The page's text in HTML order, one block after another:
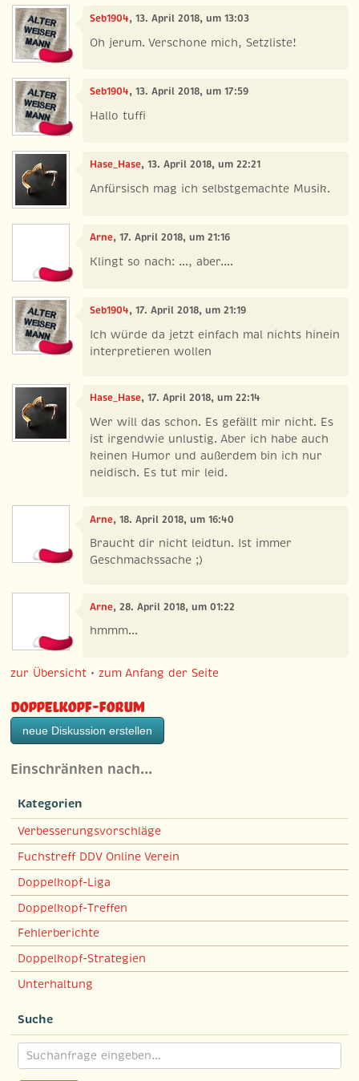
Seb1904, 13. April 2018, um 13:03
Oh jerum. Verschone mich, Setzliste!
Seb1904, 13. April 2018, um 17:59
Hallo tuffi
Hase_Hase, 13. April 2018, um 22:21
Anfürsisch mag ich selbstgemachte Musik.
Arne, 17. April 2018, um 21:16
Klingt so nach: ..., aber....
Seb1904, 17. April 2018, um 21:19
Ich würde da jetzt einfach mal nichts hinein
interpretieren wollen
Hase_Hase, 17. April 2018, um 22:14
Wer will das schon. Es gefällt mir nicht. Es
ist irgendwie unlustig. Aber ich habe auch
keinen Humor und außerdem bin ich nur
neidisch. Es tut mir leid.
Arne, 18. April 2018, um 16:40
Braucht dir nicht leidtun. Ist immer
Geschmackssache ;)
Arne, 28. April 2018, um 01:22
hmmm...
zur Übersicht •zum Anfang der Seite
Doppelkopf-Forum
neue Diskussion erstellen
Einschränken nach…
Kategorien
Verbesserungsvorschläge
Fuchstreff DDV Online Verein
Doppelkopf-Liga
Doppelkopf-Treffen
Fehlerberichte
Doppelkopf-Strategien
Unterhaltung
Suche